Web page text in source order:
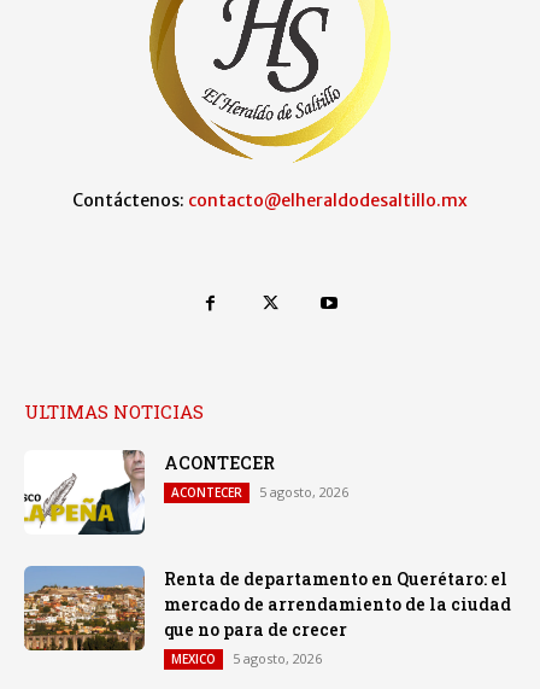
Contáctenos: contacto@elheraldodesaltillo.mx
ULTIMAS NOTICIAS
ACONTECER
ACONTECER 5 agosto, 2026
Renta de departamento en Querétaro: el
mercado de arrendamiento de la ciudad
que no para de crecer
MEXICO 5 agosto, 2026